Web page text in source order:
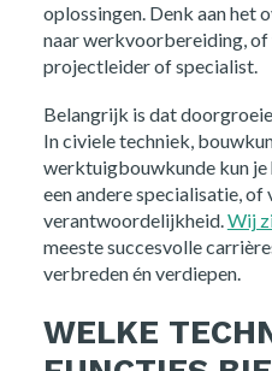
oplossingen. Denk aan het
naar werkvoorbereiding,
projectleider of specialist.
Belangrijk is dat
In civiele techniek,
werktuigbouwkunde kun
een andere specialisatie, of
verantwoordelijkheid.Wij
meeste succesvolle
verbreden én verdiepen.
WELKE